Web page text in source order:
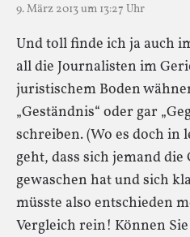
9. März 2013 um 13:27 Uhr
Und toll finde ich ja auch
all die Journalisten im
juristischem Boden
„Geständ­nis“ oder gar
schreiben. (Wo es doch
geht, dass sich jemand die
gewaschen hat und sich
müsste also entschieden
Vergleich rein! Können